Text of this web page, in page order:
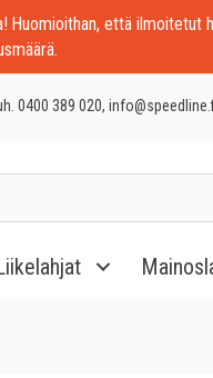
että ilmoitetut
0400 389 020,